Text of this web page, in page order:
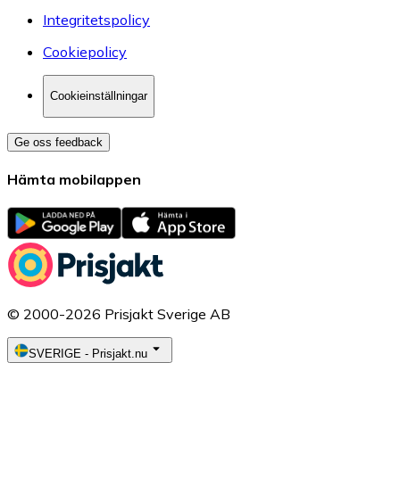
Integritetspolicy
Cookiepolicy
Cookieinställningar
Ge oss feedback
Hämta mobilappen
© 2000-2026 Prisjakt Sverige AB
SVERIGE - Prisjakt.nu